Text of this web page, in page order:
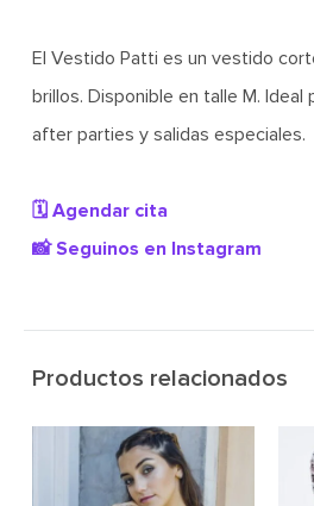
El Vestido Patti es un vestido
brillos. Disponible en talle M.
after parties y salidas especiales.
🗓️ Agendar cita
📸 Seguinos en Instagram
Productos relacionados